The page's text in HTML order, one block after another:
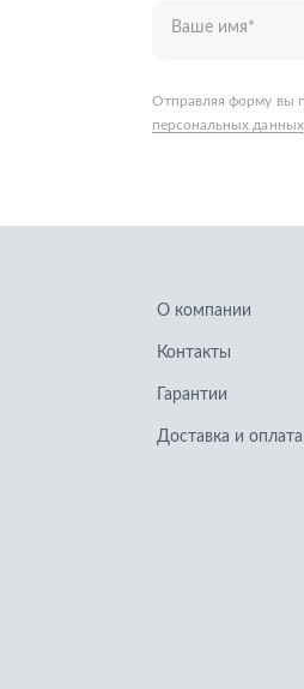
Контакты
Гарантии
Доставка и оплата